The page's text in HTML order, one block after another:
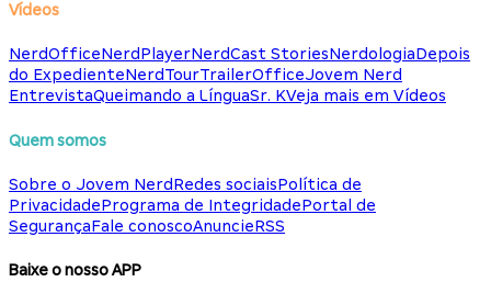
Vídeos
NerdOfficeNerdPlayerNerdCast StoriesNerdologiaDepois
do ExpedienteNerdTourTrailerOfficeJovem Nerd
EntrevistaQueimando a LínguaSr. KVeja mais em Vídeos
Quem somos
Sobre o Jovem NerdRedes sociaisPolítica de
PrivacidadePrograma de IntegridadePortal de
SegurançaFale conoscoAnuncieRSS
Baixe o nosso APP